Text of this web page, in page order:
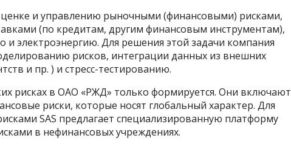
и управлению рыночными (финансовыми) рисками,
(по кредитам, другим финансовым инструментам),
электроэнергию. Для решения этой задачи компания
рисков, интеграции данных из внешних
и пр. ) и стресс-тестированию.
рисках в ОАО «РЖД» только формируется. Они включают
риски, которые носят глобальный характер. Для
SAS предлагает специализированную платформу
в нефинансовых учреждениях.